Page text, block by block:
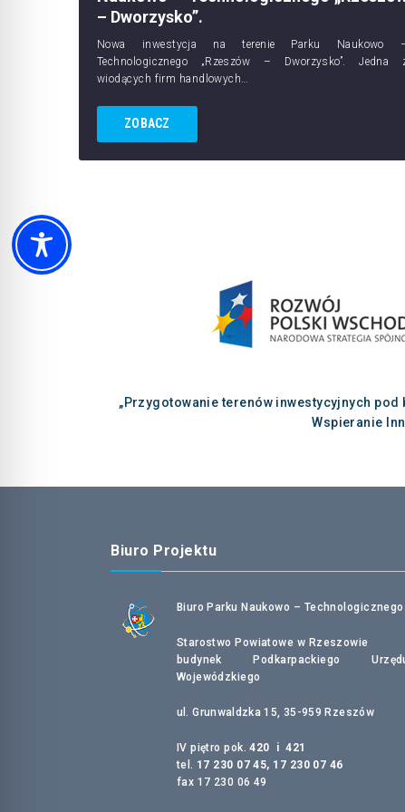
– Dworzysko”.
Nowa inwestycja na terenie Parku Naukowo
Technologicznego „Rzeszów – Dworzysko”. Jedna
wiodących firm handlowych…
ZOBACZ
„Przygotowanie terenów inwestycyjnych
Wspieranie
Biuro Projektu
Biuro Parku Naukowo – Technologicznego
Starostwo Powiatowe w Rzeszowie
budynek Podkarpackiego
Wojewódzkiego
ul. Grunwaldzka 15, 35-959 Rzeszów
IV piętro pok.420 i 421
tel. 17 230 07 45, 17 230 07 46
fax 17 230 06 49